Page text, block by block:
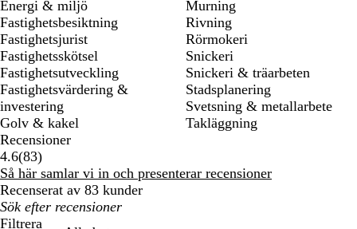
Energi & miljö
Fastighetsbesiktning
Fastighetsjurist
Fastighetsskötsel
Fastighetsutveckling
Fastighetsvärdering &
investering
Golv & kakel
Murning
Rivning
Rörmokeri
Snickeri
Snickeri & träarbeten
Stadsplanering
Svetsning & metallarbete
Takläggning
Recensioner
4.6(8383
recensioner
)
Så här samlar vi in och presenterar recensioner
Recenserat av 83 kunder
Mina
inmatade
Filtrera